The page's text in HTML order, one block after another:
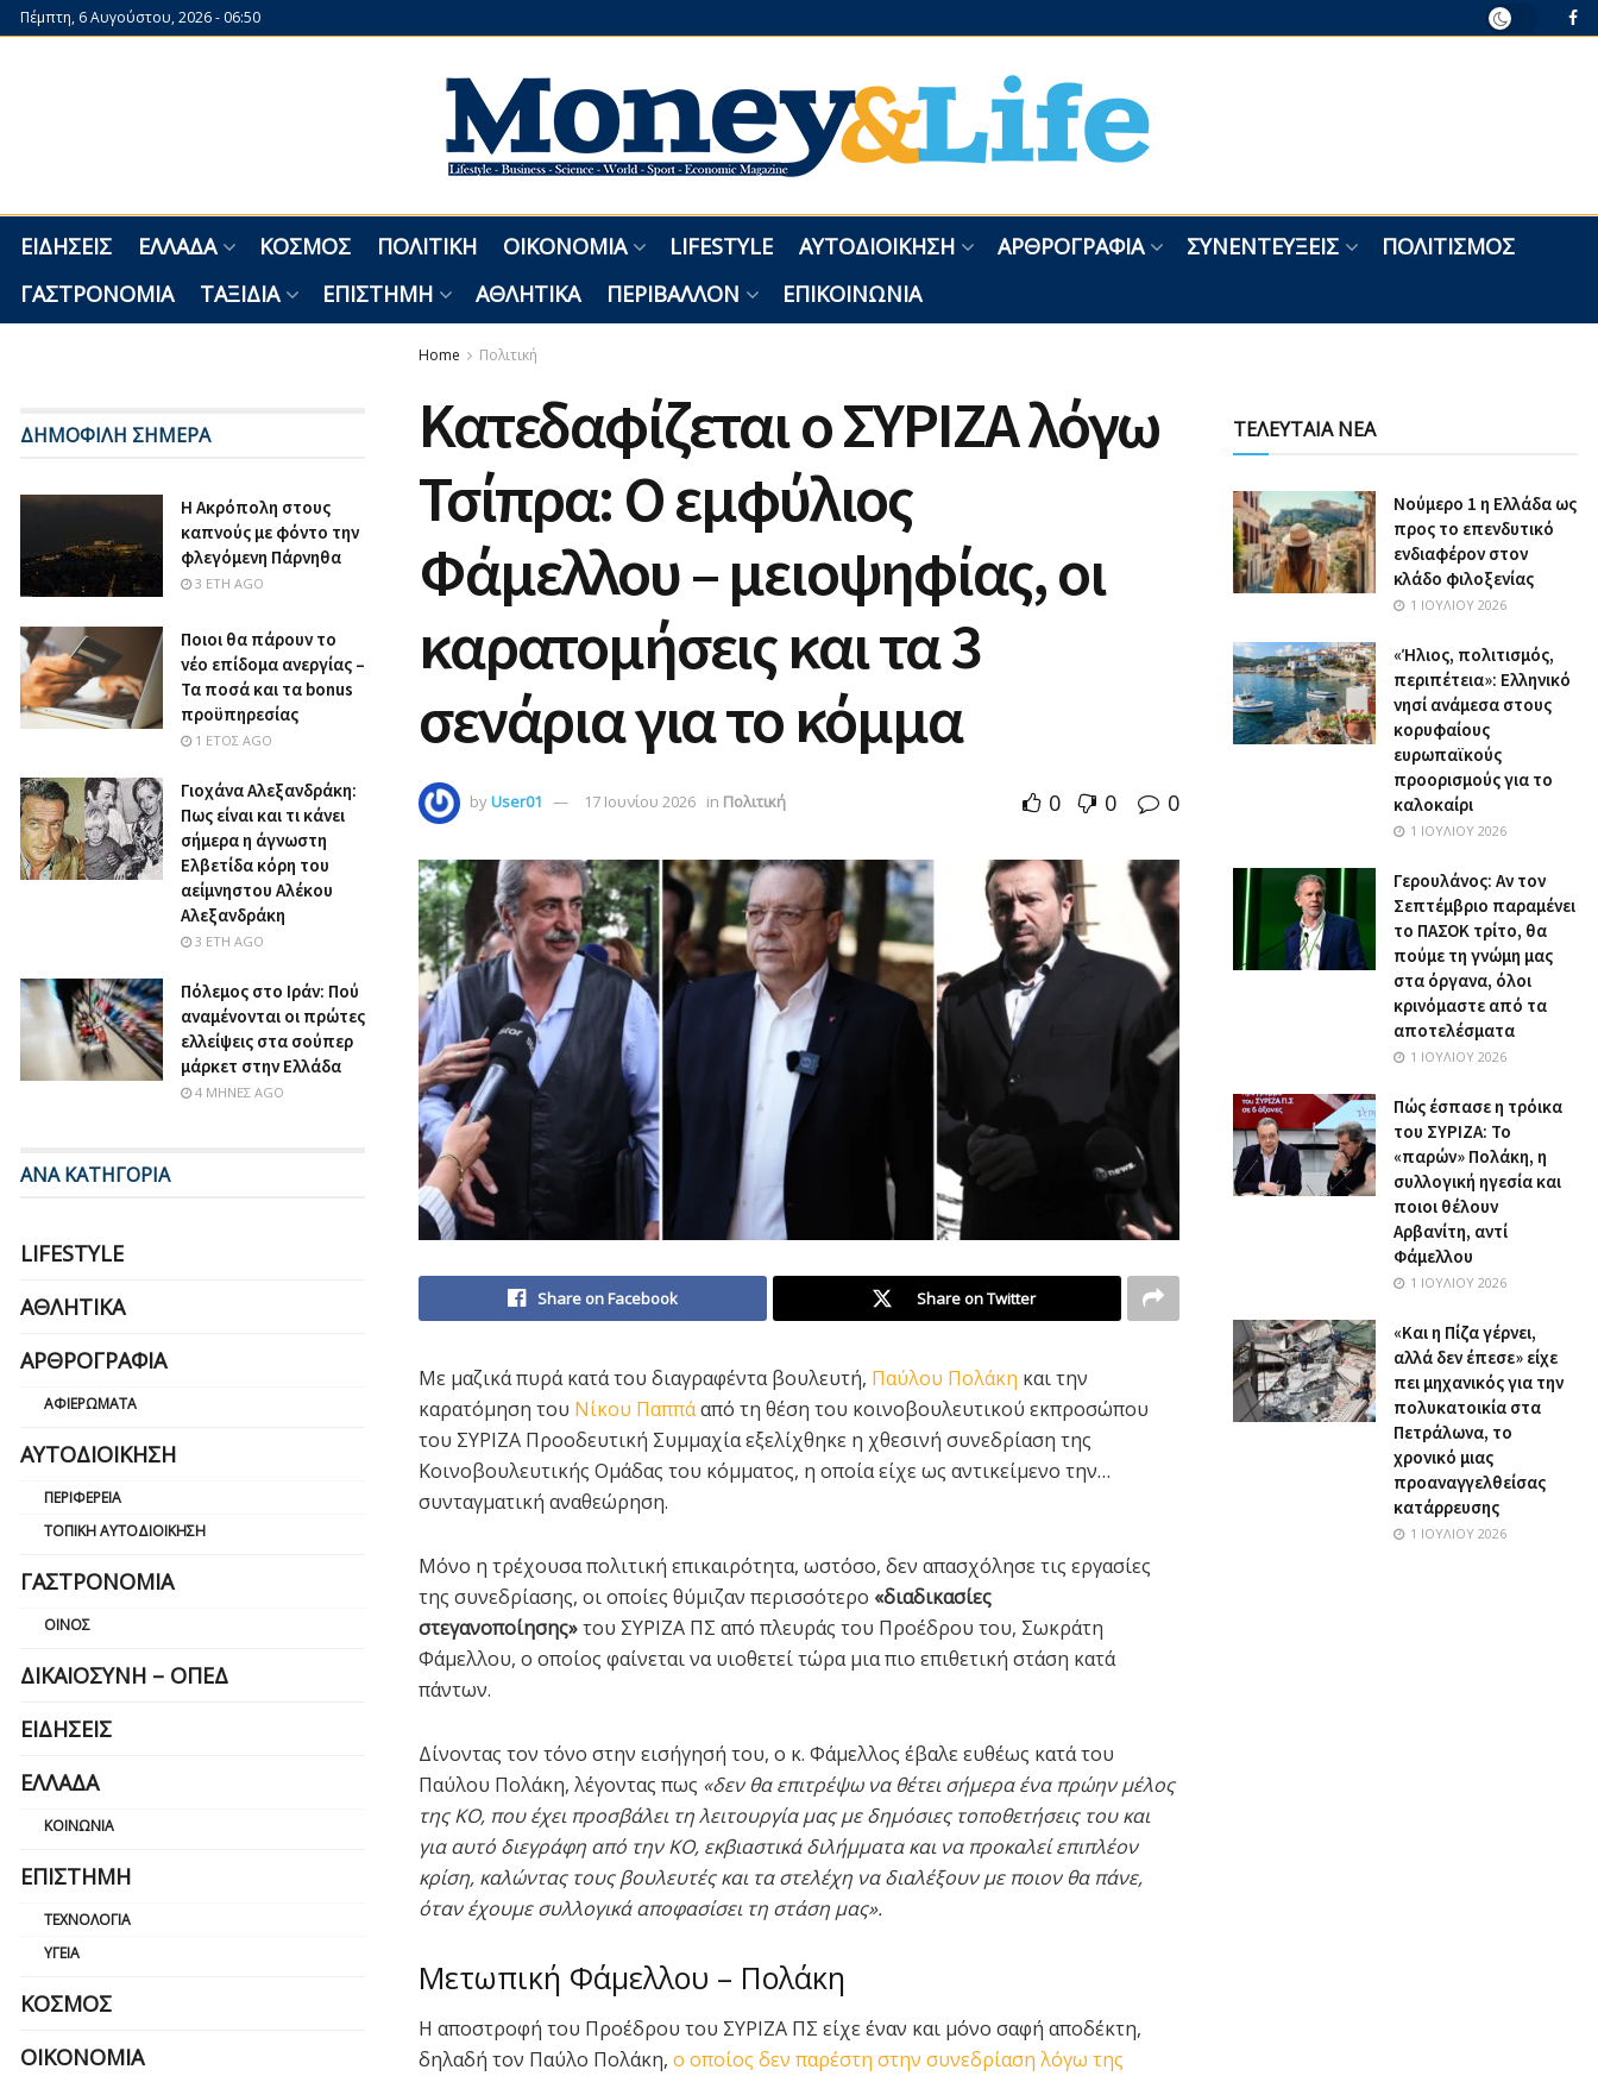
Πέμπτη, 6 Αυγούστου, 2026 - 06:50
ΕΙΔΉΣΕΙΣ ΕΛΛΆΔΑ ΚΌΣΜΟΣ ΠΟΛΙΤΙΚΉ ΟΙΚΟΝΟΜΊΑ LIFESTYLE ΑΥΤΟΔΙΟΊΚΗΣΗ ΑΡΘΡΟΓΡΑΦΊΑ ΣΥΝΕΝΤΕΎΞΕΙΣ
ΠΟΛΙΤΙΣΜΌΣ
ΓΑΣΤΡΟΝΟΜΊΑ
ΤΑΞΊΔΙΑ ΕΠΙΣΤΉΜΗ ΑΘΛΗΤΙΚΆ ΠΕΡΙΒΆΛΛΟΝ ΕΠΙΚΟΙΝΩΝΊΑ
Home Πολιτική
Κατεδαφίζεται ο ΣΥΡΙΖΑ λόγω
Τσίπρα: Ο εμφύλιος
Φάμελλου – μειοψηφίας, οι
καρατομήσεις και τα 3
σενάρια για το κόμμα
byUser01 17 Ιουνίου 2026 in Πολιτική 0 0 0
Share on Facebook Share on Twitter
Με μαζικά πυρά κατά του διαγραφέντα βουλευτή, Παύλου Πολάκη και την
καρατόμηση του Νίκου Παππάαπό τη θέση του κοινοβουλευτικού εκπροσώπου
του ΣΥΡΙΖΑ Προοδευτική Συμμαχία εξελίχθηκε η χθεσινή συνεδρίαση της
Κοινοβουλευτικής Ομάδας του κόμματος, η οποία είχε ως αντικείμενο την…
συνταγματική αναθεώρηση.
Μόνο η τρέχουσα πολιτική επικαιρότητα, ωστόσο, δεν απασχόλησε τις εργασίες
της συνεδρίασης, οι οποίες θύμιζαν περισσότερο «διαδικασίες
στεγανοποίησης»του ΣΥΡΙΖΑ ΠΣ από πλευράς του Προέδρου του, Σωκράτη
Φάμελλου, ο οποίος φαίνεται να υιοθετεί τώρα μια πιο επιθετική στάση κατά
πάντων.
Δίνοντας τον τόνο στην εισήγησή του, ο κ. Φάμελλος έβαλε ευθέως κατά του
Παύλου Πολάκη, λέγοντας πως «δεν θα επιτρέψω να θέτει σήμερα ένα πρώην μέλος
της ΚΟ, που έχει προσβάλει τη λειτουργία μας με δημόσιες τοποθετήσεις του και
για αυτό διεγράφη από την ΚΟ, εκβιαστικά διλήμματα και να προκαλεί επιπλέον
κρίση, καλώντας τους βουλευτές και τα στελέχη να διαλέξουν με ποιον θα πάνε,
όταν έχουμε συλλογικά αποφασίσει τη στάση μας».
Μετωπική Φάμελλου – Πολάκη
Η αποστροφή του Προέδρου του ΣΥΡΙΖΑ ΠΣ είχε έναν και μόνο σαφή αποδέκτη,
δηλαδή τον Παύλο Πολάκη, ο οποίος δεν παρέστη στην συνεδρίαση λόγω της
ΔΗΜΟΦΙΛΗ ΣΗΜΕΡΑ
Η Ακρόπολη στους
καπνούς με φόντο την
φλεγόμενη Πάρνηθα
3 ΈΤΗ AGO
Ποιοι θα πάρουν το
νέο επίδομα ανεργίας –
Τα ποσά και τα bonus
προϋπηρεσίας
1 ΈΤΟΣ AGO
Γιοχάνα Αλεξανδράκη:
Πως είναι και τι κάνει
σήμερα η άγνωστη
Ελβετίδα κόρη του
αείμνηστου Αλέκου
Αλεξανδράκη
3 ΈΤΗ AGO
Πόλεμος στο Ιράν: Πού
αναμένονται οι πρώτες
ελλείψεις στα σούπερ
μάρκετ στην Ελλάδα
4 ΜΉΝΕΣ AGO
ΑΝΑ ΚΑΤΗΓΟΡΙΑ
LIFESTYLE
ΑΘΛΗΤΙΚΆ
ΑΡΘΡΟΓΡΑΦΊΑ
ΑΦΙΕΡΏΜΑΤΑ
ΑΥΤΟΔΙΟΊΚΗΣΗ
ΠΕΡΙΦΈΡΕΙΑ
ΤΟΠΙΚΉ ΑΥΤΟΔΙΟΊΚΗΣΗ
ΓΑΣΤΡΟΝΟΜΊΑ
ΟΊΝΟΣ
ΔΙΚΑΙΟΣΎΝΗ – ΟΠΕΔ
ΕΙΔΉΣΕΙΣ
ΕΛΛΆΔΑ
ΚΟΙΝΩΝΊΑ
ΕΠΙΣΤΉΜΗ
ΤΕΧΝΟΛΟΓΊΑ
ΥΓΕΊΑ
ΚΌΣΜΟΣ
ΟΙΚΟΝΟΜΊΑ
ΤΕΛΕΥΤΑΙΑ ΝΕΑ
Nούμερο 1 η Ελλάδα ως
προς το επενδυτικό
ενδιαφέρον στον
κλάδο φιλοξενίας
1 ΙΟΥΛΊΟΥ 2026
«Ήλιος, πολιτισμός,
περιπέτεια»: Ελληνικό
νησί ανάμεσα στους
κορυφαίους
ευρωπαϊκούς
προορισμούς για το
καλοκαίρι
1 ΙΟΥΛΊΟΥ 2026
Γερουλάνος: Αν τον
Σεπτέμβριο παραμένει
το ΠΑΣΟΚ τρίτο, θα
πούμε τη γνώμη μας
στα όργανα, όλοι
κρινόμαστε από τα
αποτελέσματα
1 ΙΟΥΛΊΟΥ 2026
Πώς έσπασε η τρόικα
του ΣΥΡΙΖΑ: Το
«παρών» Πολάκη, η
συλλογική ηγεσία και
ποιοι θέλουν
Αρβανίτη, αντί
Φάμελλου
1 ΙΟΥΛΊΟΥ 2026
«Και η Πίζα γέρνει,
αλλά δεν έπεσε» είχε
πει μηχανικός για την
πολυκατοικία στα
Πετράλωνα, το
χρονικό μιας
προαναγγελθείσας
κατάρρευσης
1 ΙΟΥΛΊΟΥ 2026